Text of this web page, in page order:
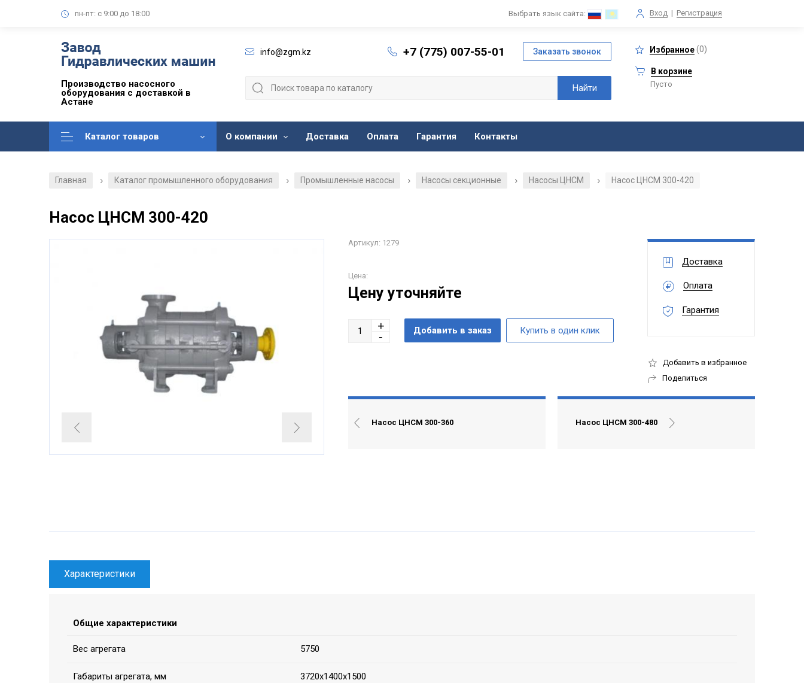
пн-пт: с 9:00 до 18:00 Вход | Регистрация
Выбрать язык сайта:
Производство насосного
оборудования с доставкой в
Астане
info@zgm.kz +7 (775) 007-55-01 Избранное(0)
В корзине
Пусто
Каталог товаров О компании Доставка Оплата Гарантия Контакты
Главная / Каталог промышленного оборудования / Промышленные насосы / Насосы секционные / Насосы ЦНСМ / Насос ЦНСМ 300-420
Насос ЦНСМ 300-420
Артикул: 1279
Цена:
Цену уточняйте
Доставка
Оплата
Гарантия
Добавить в избранное
Поделиться
Насос ЦНСМ 300-360 Насос ЦНСМ 300-480
Характеристики
Общие характеристики
Вес агрегата 5750
Габариты агрегата, мм 3720х1400х1500